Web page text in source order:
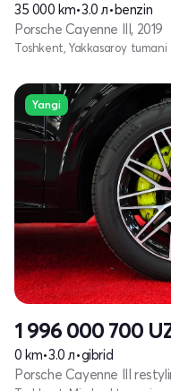
35 000 km•3.0 л•benzin
Porsche Cayenne III, 2019
Toshkent, Yakkasaroy tumani
Yangi
1 996 000 700
0 km•3.0 л•gibrid
Porsche Cayenne III